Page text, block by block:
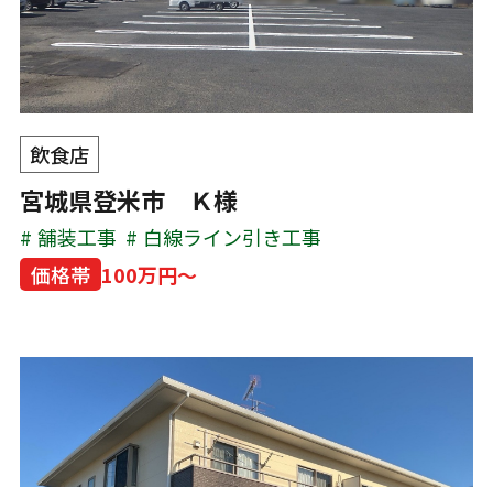
飲食店
宮城県登米市 Ｋ様
舗装工事
白線ライン引き工事
価格帯 100万円～